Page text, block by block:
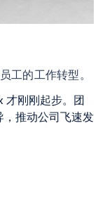
工的工作转型。
才刚刚起步。团
推动公司飞速发